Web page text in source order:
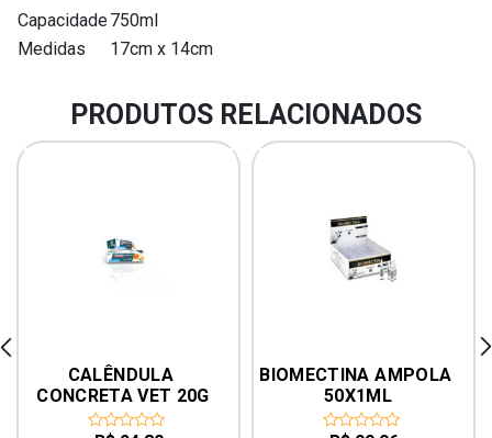
Capacidade750ml
Medidas
17cm x 14cm
PRODUTOS RELACIONADOS
CALÊNDULA
CONCRETA VET 20G
BIOMECTINA AMPOLA
50X1ML